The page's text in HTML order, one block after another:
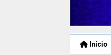
Início